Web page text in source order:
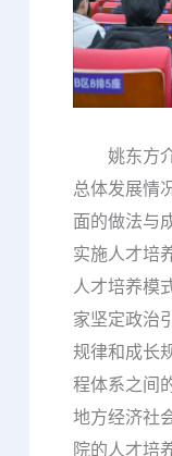
姚东方介
总体发展情
面的做法与
实施人才培
人才培养模
家坚定政治
规律和成长
程体系之间
地方经济社
院的人才培